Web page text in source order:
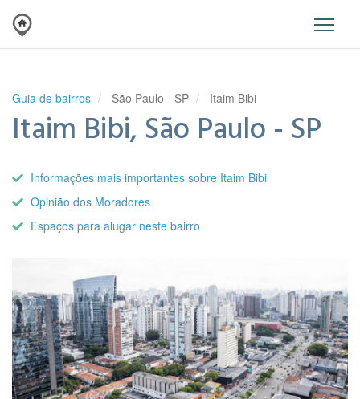
Guia de bairros São Paulo - SP Itaim Bibi
Itaim Bibi, São Paulo - SP
Informações mais importantes sobre Itaim Bibi
Opinião dos Moradores
Espaços para alugar neste bairro